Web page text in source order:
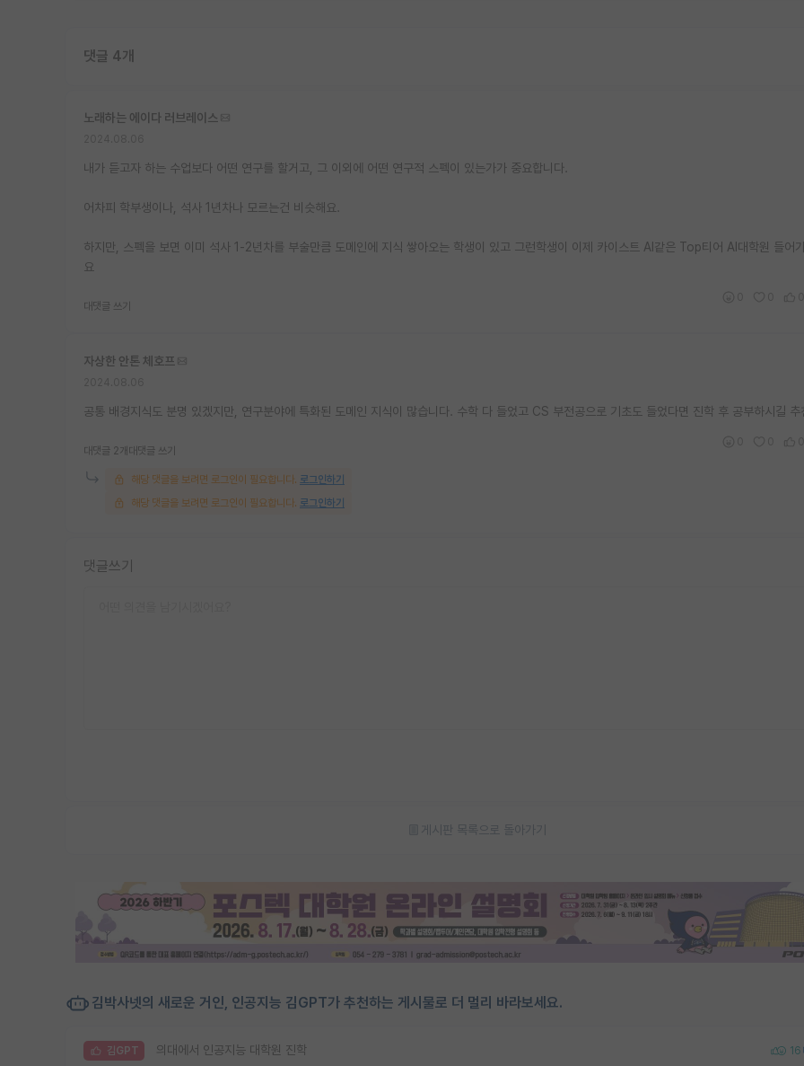
댓글 4개
노래하는 에이다 러브레이스
내가 듣고자 하는 수업보다 어떤 연구를 할거고, 그 이외에 어떤 연구적 스펙이 있는가가 중요합니다.
어차피 학부생이나, 석사 1년차나 모르는건 비슷해요.
하지만, 스펙을 보면 이미 석사 1-2년차를 부술만큼 도메인에 지식 쌓아오는 학생이 있고 그런학생이 이제 카이스트 AI같은 Top티어 AI대학원 들어
요
대댓글 쓰기
자상한 안톤 체호프
공통 배경지식도 분명 있겠지만, 연구분야에 특화된 도메인 지식이 많습니다. 수학 다 들었고 CS 부전공으로 기초도 들었다면 진학 후 공부하시길 추
대댓글 2개 대댓글 쓰기
해당 댓글을 보려면 로그인이 필요합니다. 로그인하기
해당 댓글을 보려면 로그인이 필요합니다. 로그인하기
댓글쓰기
게시판 목록으로 돌아가기
김박사넷의 새로운 거인, 인공지능 김GPT가 추천하는 게시물로 더 멀리 바라보세요.
김GPT 의대에서 인공지능 대학원 진학 16